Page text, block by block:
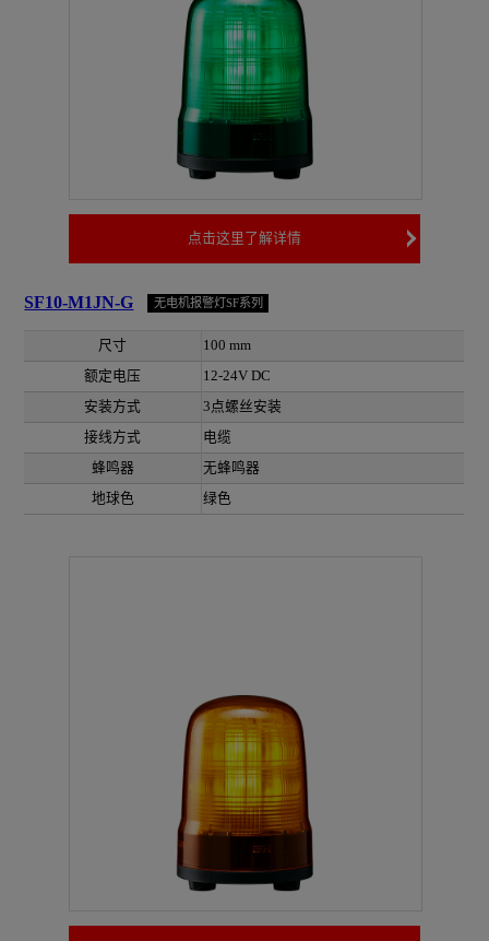
点击这里了解详情
SF10-M1JN-G 无电机报警灯SF系列
尺寸
100 mm
额定电压
12-24V DC
安装方式
3点螺丝安装
接线方式
电缆
蜂鸣器
无蜂鸣器
地球色
绿色